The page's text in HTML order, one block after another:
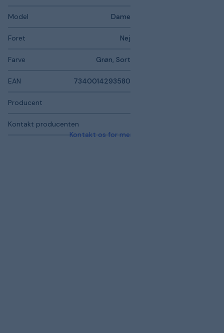
Model Dame
Foret Nej
Farve Grøn, Sort
EAN 7340014293580
Producent
Kontakt producenten
Kontakt os for mere information